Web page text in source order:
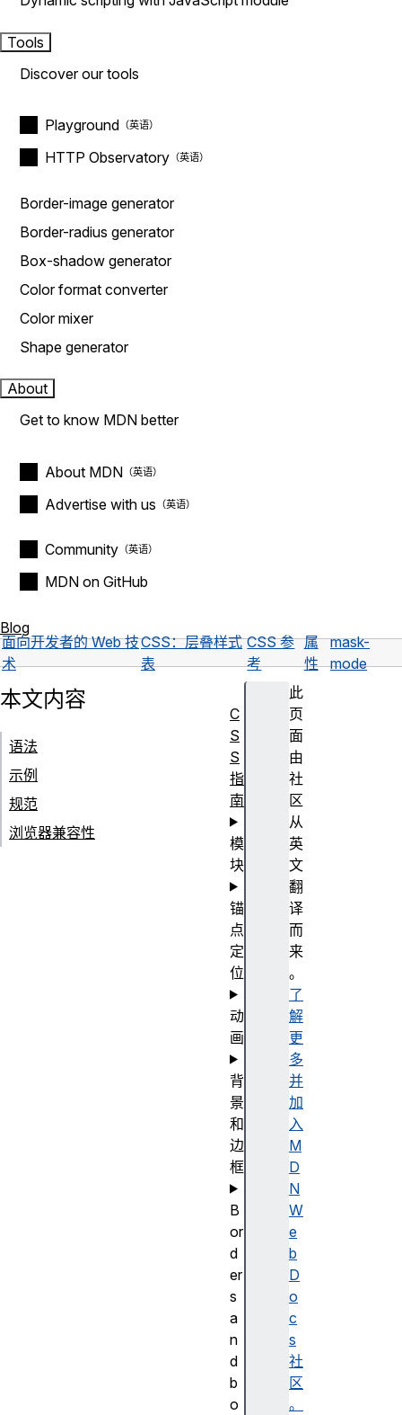
Tools
Discover our tools
Playground
HTTP Observatory
Border-image generator
Border-radius generator
Box-shadow generator
Color format converter
Color mixer
Shape generator
About
Get to know MDN better
About MDN
Advertise with us
Community
MDN on GitHub
Blog
面向开发者的 Web 技
术
CSS：层叠样式
表
CSS 参
考
属
性
mask-
mode
此
页
面
由
社
区
从
英
文
翻
译
而
来
。
了
解
更
多
并
加
入
M
D
N
W
e
b
D
o
c
s
社
区
。
本文内容
语法
示例
规范
浏览器兼容性
C
S
S
指
南
模
块
锚
点
定
位
动
画
背
景
和
边
框
B
or
d
er
s
a
n
d
b
o